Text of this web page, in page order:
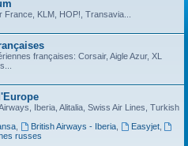
KLM, HOP!, Transavia...
françaises: Corsair, Aigle Azur, XL
Iberia, Alitalia, Swiss Air Lines, Turkish
, British Airways - Iberia, Easyjet,
russes